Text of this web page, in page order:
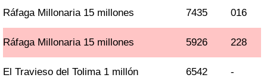
Ráfaga Millonaria 15 millones 7435 016
Ráfaga Millonaria 15 millones 5926 228
El Travieso del Tolima 1 millón 6542 -